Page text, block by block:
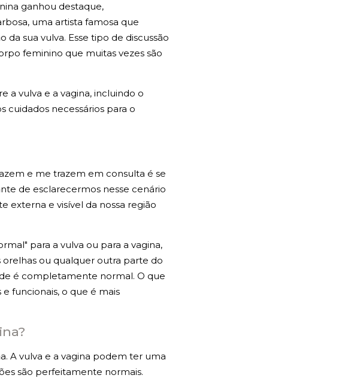
ganhou destaque,
uma artista famosa que
sua vulva. Esse tipo de discussão
feminino que muitas vezes são
a vulva e a vagina, incluindo o
cuidados necessários para o
e me trazem em consulta é se
de esclarecermos nesse cenário
externa e visível da nossa região
para a vulva ou para a vagina,
orelhas ou qualquer outra parte do
é completamente normal. O que
funcionais, o que é mais
A vulva e a vagina podem ter uma
são perfeitamente normais.